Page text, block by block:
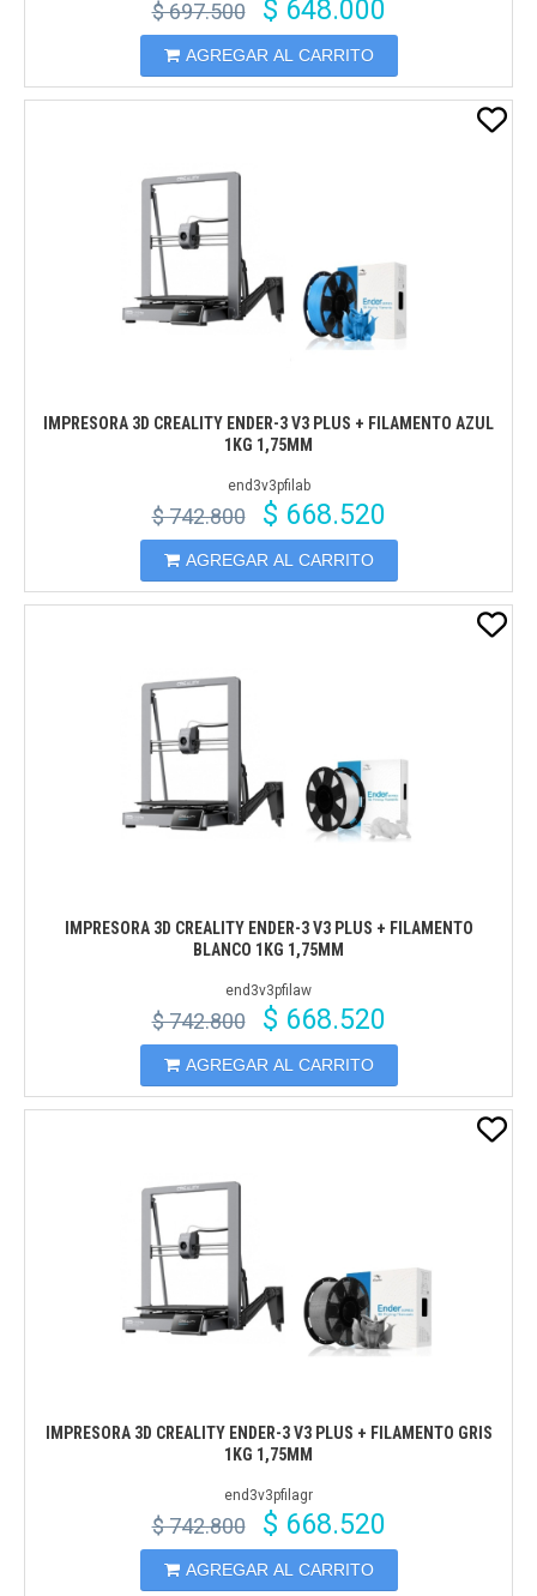
$ 697.500 $ 648.000
AGREGAR AL CARRITO
IMPRESORA 3D CREALITY ENDER-3 V3 PLUS + FILAMENTO AZUL
1KG 1,75MM
end3v3pfilab
$ 742.800 $ 668.520
AGREGAR AL CARRITO
IMPRESORA 3D CREALITY ENDER-3 V3 PLUS + FILAMENTO
BLANCO 1KG 1,75MM
end3v3pfilaw
$ 742.800 $ 668.520
AGREGAR AL CARRITO
IMPRESORA 3D CREALITY ENDER-3 V3 PLUS + FILAMENTO GRIS
1KG 1,75MM
end3v3pfilagr
$ 742.800 $ 668.520
AGREGAR AL CARRITO